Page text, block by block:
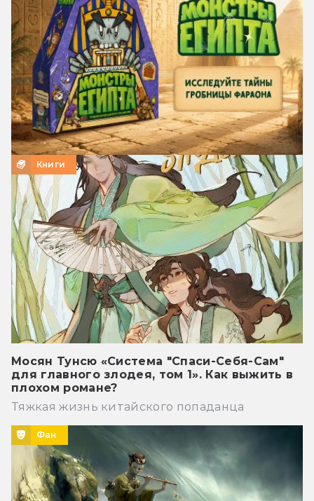
Книги
Мосян Тунсю «Система "Спаси-Себя-Сам"
для главного злодея, том 1». Как выжить в
плохом романе?
Тяжкая жизнь китайского попаданца
Фан